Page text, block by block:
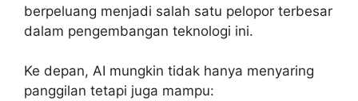
berpeluang menjadi salah satu pelopor terbesar
dalam pengembangan teknologi ini.
Ke depan, AI mungkin tidak hanya menyaring
panggilan tetapi juga mampu: